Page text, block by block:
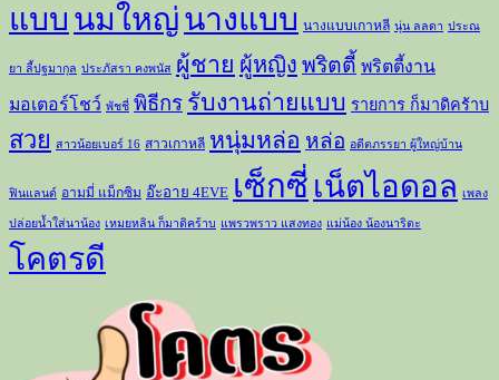
แบบ นมใหญ่นางแบบ นางแบบเกาหลี นุ่น ลลดา ประณ
ยา ลี้ปฐมากุล ประภัสรา คงพนัส ผู้ชาย ผู้หญิง พริตตี้ พริตตี้งาน
มอเตอร์โชว์ พัชชี่ พิธีกร รับงานถ่ายแบบ รายการ ก็มาดิคร้าบ
สวย สาวน้อยเบอร์ 16 สาวเกาหลี หนุ่มหล่อ หล่อ อดีตภรรยา ผู้ใหญ่บ้าน
ฟินแลนด์ อามมี่ แม็กซิม อ๊ะอาย 4EVE เซ็กซี่ เน็ตไอดอล เพลง
ปล่อยน้ำใส่นาน้อง เหมยหลิน ก็มาดิคร้าบ แพรวพราว แสงทอง แม่น้อง น้องนาริตะ
โคตรดี